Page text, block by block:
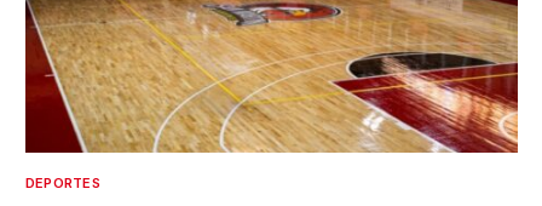
DEPORTES